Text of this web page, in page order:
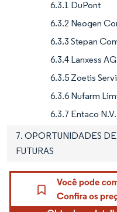
6.3.1 DuPont
6.3.2 Neogen
6.3.3 Stepan
6.3.4 Lanxess AG
6.3.5 Zoetis
6.3.6 Nufarm
6.3.7 Entaco N.V.
7. OPORTUNIDADES
FUTURAS